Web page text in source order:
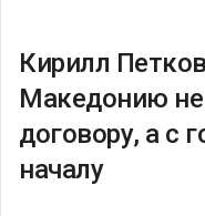
Кирилл
Македонию
договору, а с
началу